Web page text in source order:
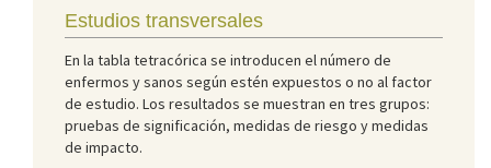
Estudios transversales
En la tabla tetracórica se introducen el número de
enfermos y sanos según estén expuestos o no al factor
de estudio. Los resultados se muestran en tres grupos:
pruebas de significación, medidas de riesgo y medidas
de impacto.